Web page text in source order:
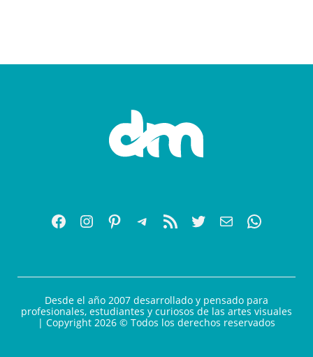
Desde el año 2007 desarrollado y pensado para
profesionales, estudiantes y curiosos de las artes visuales
| Copyright 2026 © Todos los derechos reservados